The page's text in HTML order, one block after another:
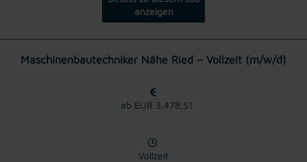
anzeigen
Maschinenbautechniker Nähe Ried – Vollzeit (m/w/d)
ab EUR 3.478,51
Vollzeit